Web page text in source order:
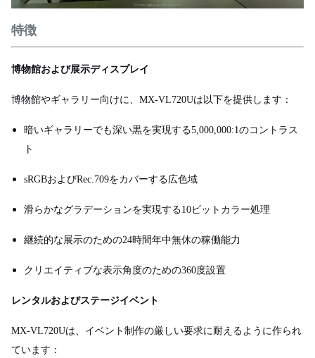
特徴
博物館および展示ディスプレイ
博物館やギャラリー向けに、MX-VL720Uは以下を提供します：
暗いギャラリーでも深い黒を実現する5,000,000:1のコントラス
ト
sRGBおよびRec.709をカバーする広色域
滑らかなグラデーションを実現する10ビットカラー処理
継続的な展示のための24時間年中無休の稼働能力
クリエイティブな表示角度のための360度設置
レンタルおよびステージイベント
MX-VL720Uは、イベント制作の厳しい要求に耐えるように作られ
ています：